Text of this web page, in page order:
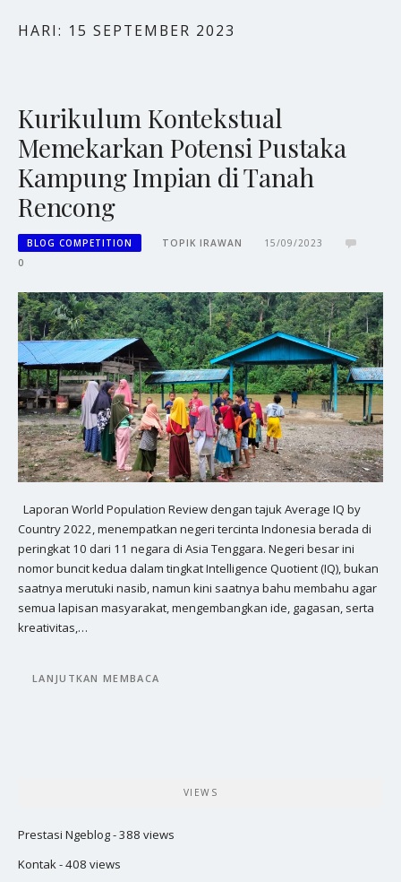
HARI: 15 SEPTEMBER 2023
Kurikulum Kontekstual
Memekarkan Potensi Pustaka
Kampung Impian di Tanah
Rencong
BLOG COMPETITION TOPIK IRAWAN
15/09/2023
0
Laporan World Population Review dengan tajuk Average IQ by
Country 2022, menempatkan negeri tercinta Indonesia berada di
peringkat 10 dari 11 negara di Asia Tenggara. Negeri besar ini
nomor buncit kedua dalam tingkat Intelligence Quotient (IQ), bukan
saatnya merutuki nasib, namun kini saatnya bahu membahu agar
semua lapisan masyarakat, mengembangkan ide, gagasan, serta
kreativitas,…
LANJUTKAN MEMBACA
VIEWS
Prestasi Ngeblog- 388 views
Kontak- 408 views